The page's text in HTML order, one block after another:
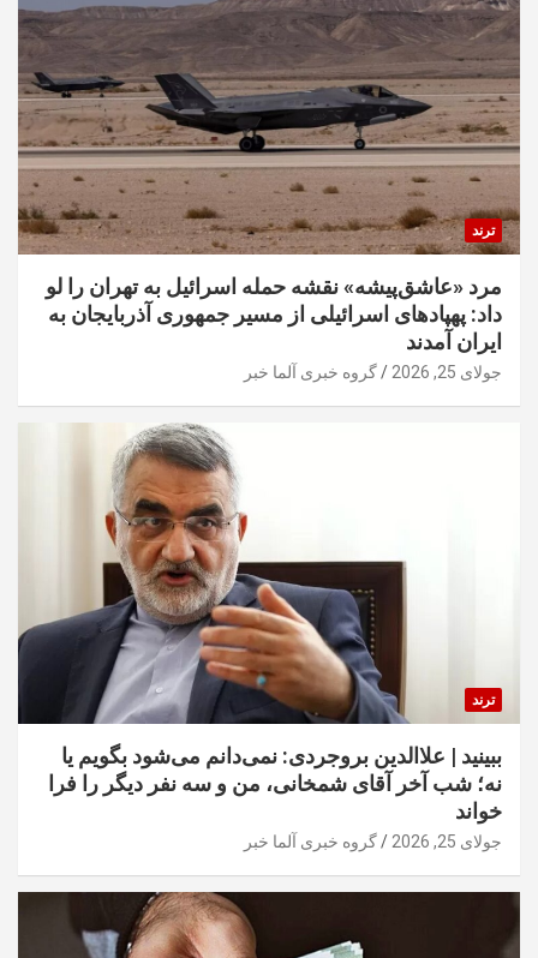
ترند
مرد «عاشق‌پیشه» نقشه حمله اسرائیل به تهران را لو
داد: پهپادهای اسرائیلی از مسیر جمهوری آذربایجان به
ایران آمدند
جولای 25, 2026 گروه خبری آلما خبر
ترند
ببینید | علاالدین بروجردی: نمی‌دانم می‌شود بگویم یا
نه؛ شب آخر آقای شمخانی، من و سه نفر دیگر را فرا
خواند
جولای 25, 2026 گروه خبری آلما خبر